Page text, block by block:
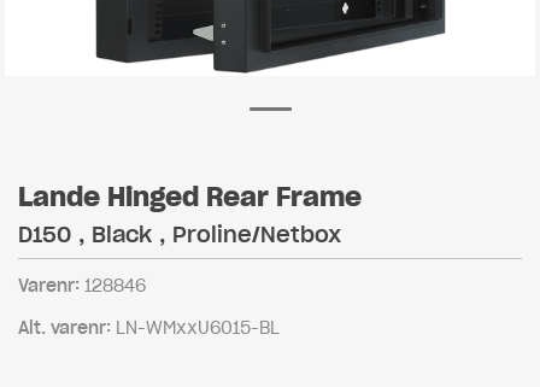
Lande Hinged Rear Frame
D150 , Black , Proline/Netbox
Varenr: 128846
Alt. varenr: LN-WMxxU6015-BL